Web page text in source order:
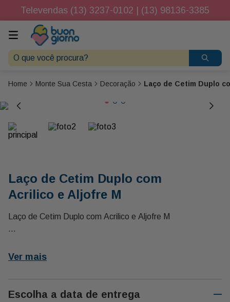
Televendas (13) 3237-0102 | (13) 98136-3385
O que você procura?
Monte Sua Cesta Decoração Laço de Cetim Duplo
Laço de Cetim Duplo com
Acrilico e Aljofre M
Laço de Cetim Duplo com Acrilico e Aljofre M
Ver mais
Escolha a data de entrega